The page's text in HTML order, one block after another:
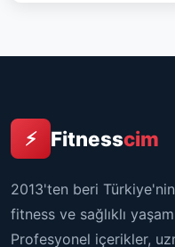
⚡ Fitnesscim
2013'ten beri
fitness ve sağlıklı
Profesyonel içerikler,